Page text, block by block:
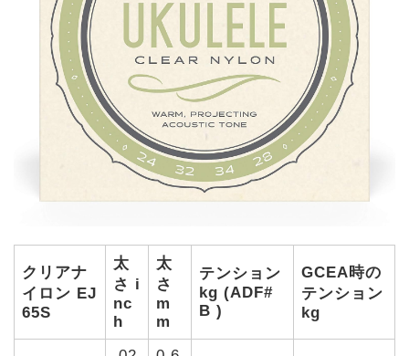
クリアナ
イロン EJ
65S
太
さ i
nc
h
太
さ
m
m
テンション
kg (ADF#
B )
GCEA時の
テンション
kg